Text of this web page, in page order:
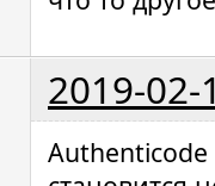
2019-02-